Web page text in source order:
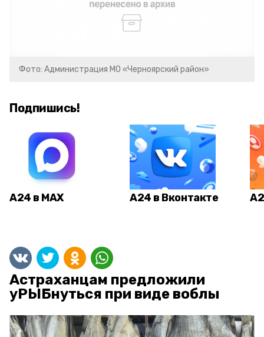
Фото: Администрация МО «Черноярский район»
Подпишись!
А24 в MAX А24 в Вконтакте
Астраханцам предложили
уРЫБнуться при виде воблы